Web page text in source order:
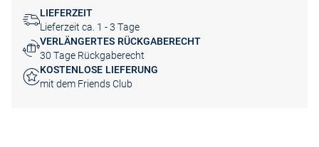
LIEFERZEIT
Lieferzeit ca. 1 - 3 Tage
VERLÄNGERTES RÜCKGABERECHT
30 Tage Rückgaberecht
KOSTENLOSE LIEFERUNG
mit dem Friends Club